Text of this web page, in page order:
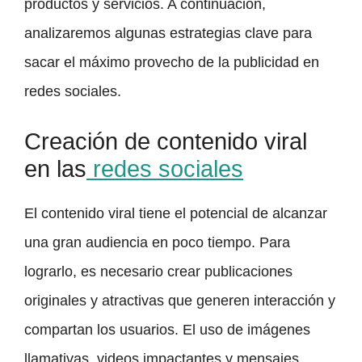
productos y servicios. A continuación,
analizaremos algunas estrategias clave para
sacar el máximo provecho de la publicidad en
redes sociales.
Creación de contenido viral
en las redes sociales
El contenido viral tiene el potencial de alcanzar
una gran audiencia en poco tiempo. Para
lograrlo, es necesario crear publicaciones
originales y atractivas que generen interacción y
compartan los usuarios. El uso de imágenes